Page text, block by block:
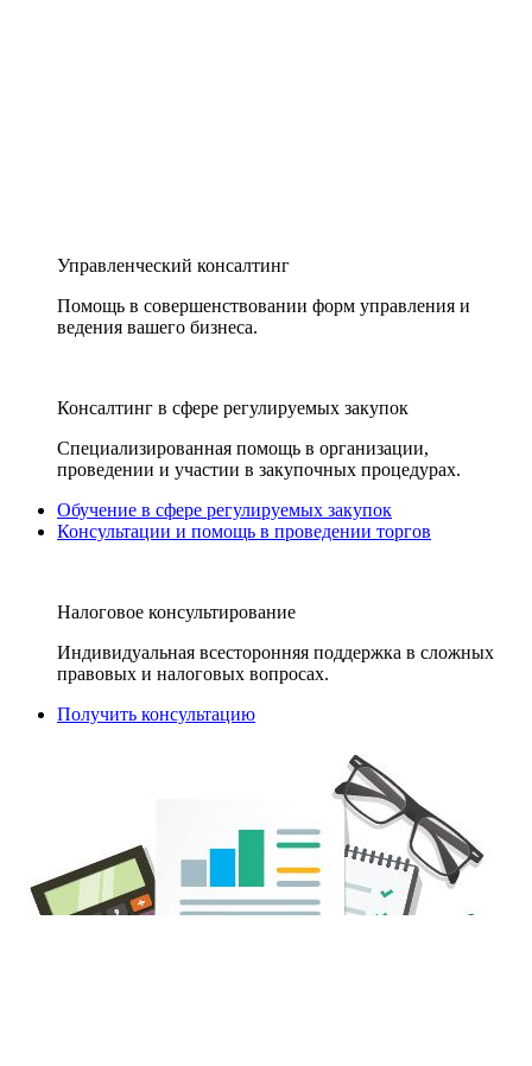
Управленческий консалтинг
Помощь в совершенствовании форм управления и
ведения вашего бизнеса.
Консалтинг в сфере регулируемых закупок
Специализированная помощь в организации,
проведении и участии в закупочных процедурах.
Обучение в сфере регулируемых закупок
Консультации и помощь в проведении торгов
Налоговое консультирование
Индивидуальная всесторонняя поддержка в сложных
правовых и налоговых вопросах.
Получить консультацию